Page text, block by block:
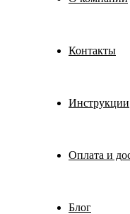
Контакты
Инструкции
Оплата и
Блог